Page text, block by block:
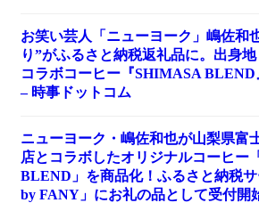
お笑い芸人「ニューヨーク」嶋佐和
り”がふるさと納税返礼品に。出身
コラボコーヒー『SHIMASA BLEND
– 時事ドットコム
ニューヨーク・嶋佐和也が山梨県富
店とコラボしたオリジナルコーヒー
BLEND」を商品化！ふるさと納税
by FANY」にお礼の品として受付開